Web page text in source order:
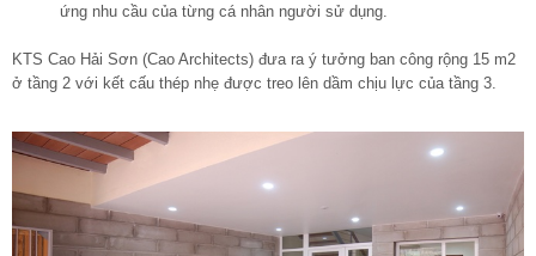
ứng nhu cầu của từng cá nhân người sử dụng.
KTS Cao Hải Sơn (Cao Architects) đưa ra ý tưởng ban công rộng 15 m2
ở tầng 2 với kết cấu thép nhẹ được treo lên dầm chịu lực của tầng 3.